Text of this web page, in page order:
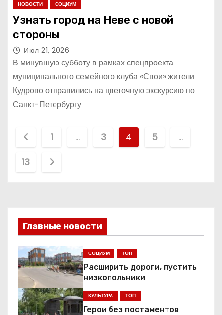
НОВОСТИ СОЦИУМ
Узнать город на Неве с новой
стороны
Июл 21, 2026
В минувшую субботу в рамках спецпроекта
муниципального семейного клуба «Свои» жители
Кудрово отправились на цветочную экскурсию по
Санкт-Петербургу
г
н
а
ц
и
я
1 … 3 4 5
…
13
Главные новости
СОЦИУМ ТОП
Расширить дороги, пустить
низкопольники
КУЛЬТУРА ТОП
Герои без постаментов